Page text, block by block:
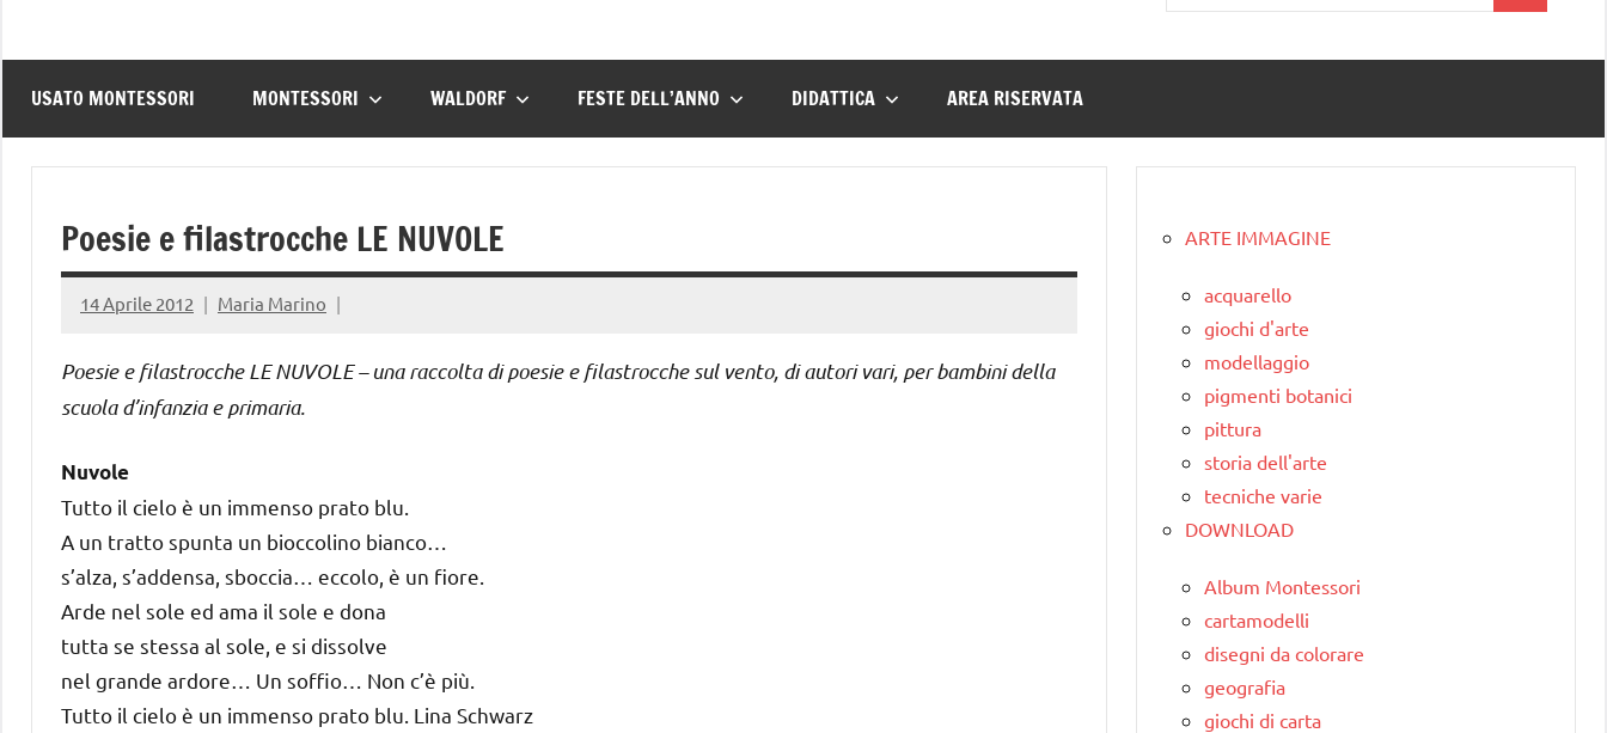
per:
USATO MONTESSORI MONTESSORI WALDORF FESTE DELL’ANNO DIDATTICA AREA RISERVATA
Poesie e filastrocche LE NUVOLE
14 Aprile 2012 Maria Marino
Poesie e filastrocche LE NUVOLE – una raccolta di poesie e filastrocche sul vento, di autori vari, per bambini della
scuola d’infanzia e primaria.
Nuvole
Tutto il cielo è un immenso prato blu.
A un tratto spunta un bioccolino bianco…
s’alza, s’addensa, sboccia… eccolo, è un fiore.
Arde nel sole ed ama il sole e dona
tutta se stessa al sole, e si dissolve
nel grande ardore… Un soffio… Non c’è più.
Tutto il cielo è un immenso prato blu. Lina Schwarz
ARTE IMMAGINE
acquarello
giochi d'arte
modellaggio
pigmenti botanici
pittura
storia dell'arte
tecniche varie
DOWNLOAD
Album Montessori
cartamodelli
disegni da colorare
geografia
giochi di carta